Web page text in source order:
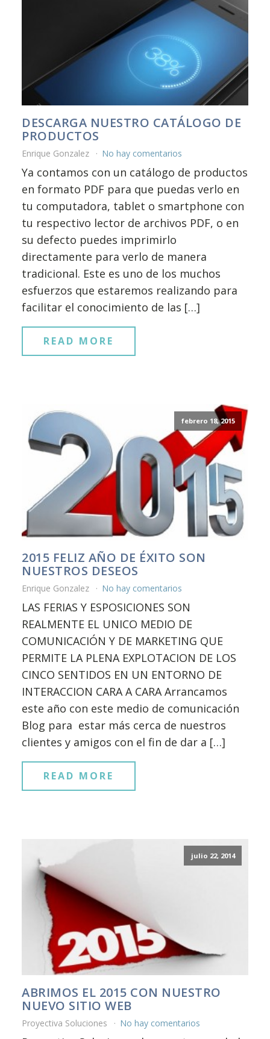
DESCARGA NUESTRO CATÁLOGO DE
PRODUCTOS
Enrique Gonzalez No hay comentarios
Ya contamos con un catálogo de productos
en formato PDF para que puedas verlo en
tu computadora, tablet o smartphone con
tu respectivo lector de archivos PDF, o en
su defecto puedes imprimirlo
directamente para verlo de manera
tradicional. Este es uno de los muchos
esfuerzos que estaremos realizando para
facilitar el conocimiento de las […]
READ MORE
febrero 18, 2015
2015 FELIZ AÑO DE ÉXITO SON
NUESTROS DESEOS
Enrique Gonzalez No hay comentarios
LAS FERIAS Y ESPOSICIONES SON
REALMENTE EL UNICO MEDIO DE
COMUNICACIÓN Y DE MARKETING QUE
PERMITE LA PLENA EXPLOTACION DE LOS
CINCO SENTIDOS EN UN ENTORNO DE
INTERACCION CARA A CARA Arrancamos
este año con este medio de comunicación
Blog para estar más cerca de nuestros
clientes y amigos con el fin de dar a […]
READ MORE
julio 22, 2014
ABRIMOS EL 2015 CON NUESTRO
NUEVO SITIO WEB
Proyectiva Soluciones No hay comentarios